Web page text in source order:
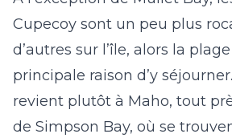
Cupecoy sont un peu plus
d’autres sur l’île, alors la
principale raison d’y
revient plutôt à Maho, tout
de Simpson Bay, où se